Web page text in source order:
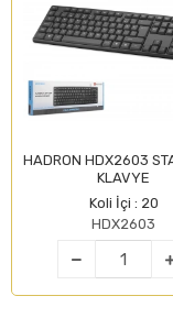
HADRON HDX2603
KLAVYE
Koli İçi : 20
HDX2603